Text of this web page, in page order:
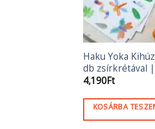
Haku Yoka
db zsírkrétával
4,190Ft
KOSÁRBA